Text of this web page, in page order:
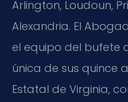
Arlington, Loudoun,
Alexandria. El
el equipo del bufete
única de sus quince
Estatal de Virginia,